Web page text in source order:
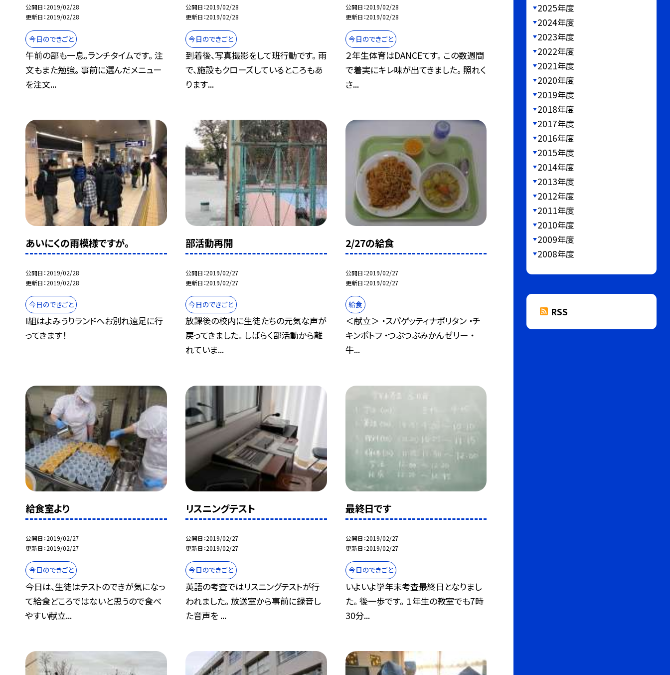
公開日 2019/02/28
更新日 2019/02/28
今日のできごと
午前の部も一息。ランチタイムです。 注
文もまた勉強。 事前に選んだメニュー
を注文...
公開日 2019/02/28
更新日 2019/02/28
今日のできごと
到着後、写真撮影をして班行動です。 雨
で、施設もクローズしているところもあ
ります...
公開日 2019/02/28
更新日 2019/02/28
今日のできごと
２年生体育はDANCEてす。 この数週間
で着実にキレ味が出てきました。 照れく
さ...
あいにくの雨模様ですが。
公開日 2019/02/28
更新日 2019/02/28
今日のできごと
I組はよみうりランドへお別れ遠足に行
ってきます！
部活動再開
公開日 2019/02/27
更新日 2019/02/27
今日のできごと
放課後の校内に生徒たちの元気な声が
戻ってきました。 しばらく部活動から離
れていま...
2/27の給食
公開日 2019/02/27
更新日 2019/02/27
給食
＜献立＞ ・スパゲッティナポリタン ・チ
キンポトフ ・つぶつぶみかんゼリー ・
牛...
給食室より
公開日 2019/02/27
更新日 2019/02/27
今日のできごと
今日は、生徒はテストのできが気になっ
て給食どころではないと思うので食べ
やすい献立...
リスニングテスト
公開日 2019/02/27
更新日 2019/02/27
今日のできごと
英語の考査ではリスニングテストが行
われました。 放送室から事前に録音し
た音声を ...
最終日です
公開日 2019/02/27
更新日 2019/02/27
今日のできごと
いよいよ学年末考査最終日となりまし
た。 後一歩です。 １年生の教室でも7時
30分...
2025年度
2024年度
2023年度
2022年度
2021年度
2020年度
2019年度
2018年度
2017年度
2016年度
2015年度
2014年度
2013年度
2012年度
2011年度
2010年度
2009年度
2008年度
RSS